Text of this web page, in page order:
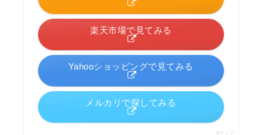
楽天市場で見てみる
Yahooショッピングで見てみる
メルカリで探してみる
ポチップ